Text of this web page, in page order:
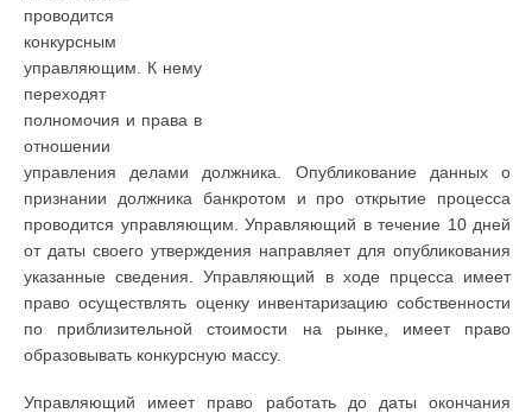
проводится
конкурсным
управляющим. К нему
переходят
полномочия и права в
отношении
управления делами должника. Опубликование данных о
признании должника банкротом и про открытие процесса
проводится управляющим. Управляющий в течение 10 дней
от даты своего утверждения направляет для опубликования
указанные сведения. Управляющий в ходе прцесса имеет
право осуществлять оценку инвентаризацию собственности
по приблизительной стоимости на рынке, имеет право
образовывать конкурсную массу.
Управляющий имеет право работать до даты окончания